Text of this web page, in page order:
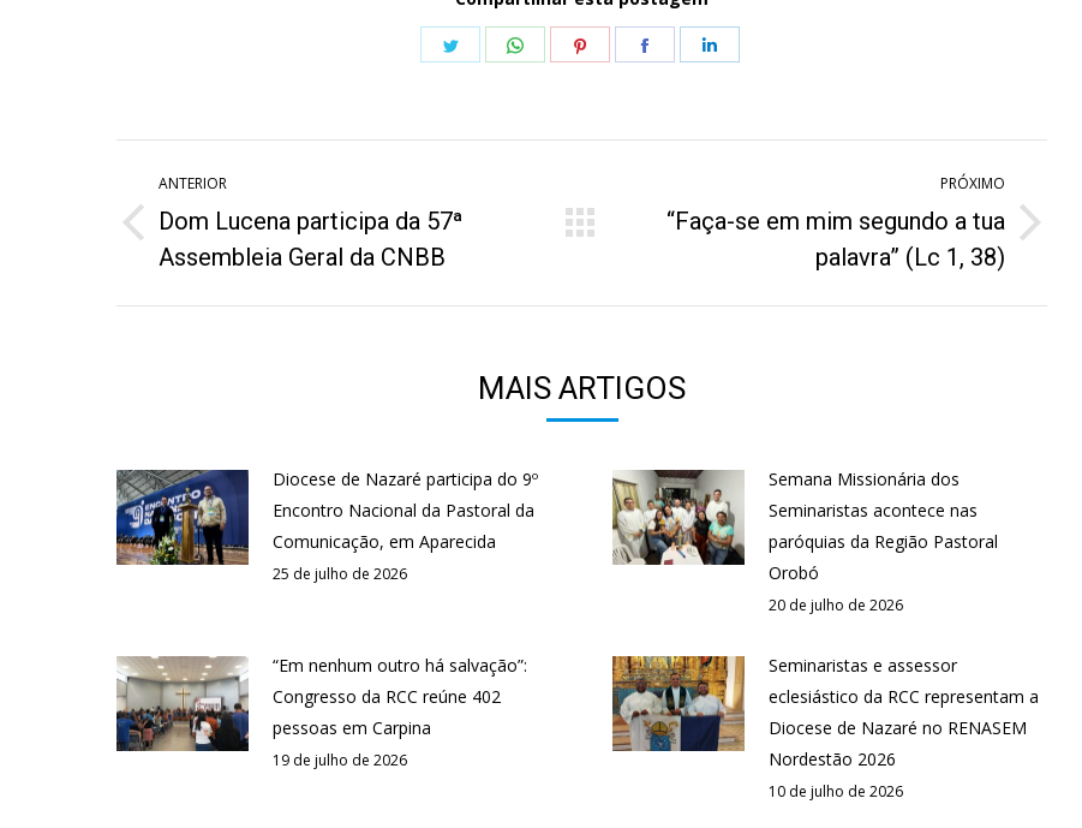
Share Share
Share
Share
de
post:
ANTERIOR
Post
anterior:
Dom Lucena participa da 57ª
Assembleia Geral da CNBB
PRÓXIMO
Próximo
“Faça-se em mim segundo a tua
palavra” (Lc 1, 38)
MAIS ARTIGOS
Diocese de Nazaré participa do 9º
Encontro Nacional da Pastoral da
Comunicação, em Aparecida
25 de julho de 2026
Semana Missionária dos
Seminaristas acontece nas
paróquias da Região Pastoral
Orobó
20 de julho de 2026
“Em nenhum outro há salvação”:
Congresso da RCC reúne 402
pessoas em Carpina
19 de julho de 2026
Seminaristas e assessor
eclesiástico da RCC representam a
Diocese de Nazaré no RENASEM
Nordestão 2026
10 de julho de 2026